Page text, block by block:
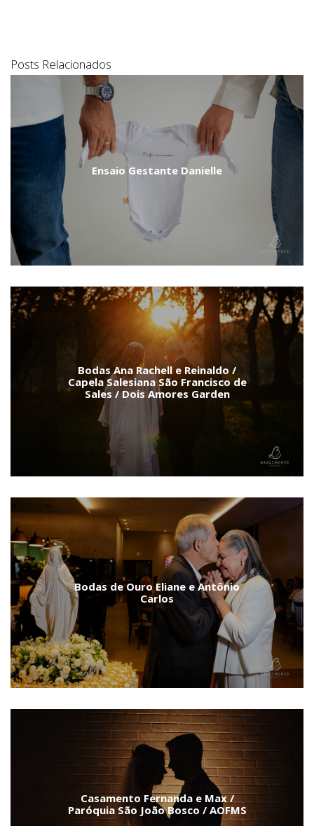
Posts Relacionados
Ensaio Gestante Danielle
Bodas Ana Rachell e Reinaldo /
Capela Salesiana São Francisco de
Sales / Dois Amores Garden
Bodas de Ouro Eliane e Antônio
Carlos
Casamento Fernanda e Max /
Paróquia São João Bosco / AOFMS